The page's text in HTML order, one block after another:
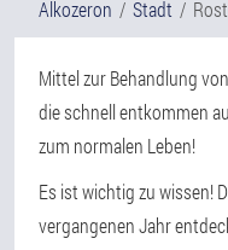
Alkozeron Stadt
Mittel zur Behandlung
die schnell entkommen
zum normalen Leben!
Es ist wichtig zu wissen!
vergangenen Jahr